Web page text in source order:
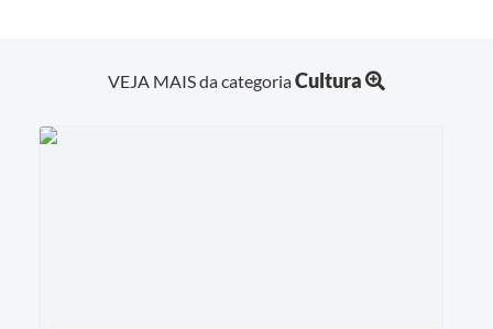
VEJA MAIS da categoriaCultura